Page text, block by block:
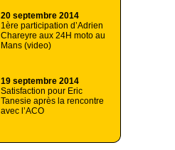
20 septembre 2014
1ère participation d’Adrien
Chareyre aux 24H moto au
Mans (video)
19 septembre 2014
Satisfaction pour Eric
Tanesie après la rencontre
avec l’ACO